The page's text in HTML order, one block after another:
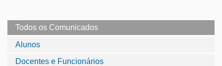
Todos os Comunicados
Alunos
Docentes e Funcionários